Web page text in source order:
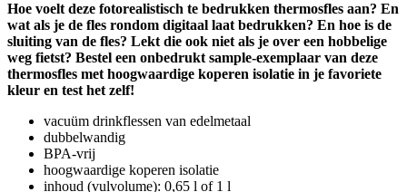
Hoe voelt deze fotorealistisch te bedrukken thermosfles aan? En
wat als je de fles rondom digitaal laat bedrukken? En hoe is de
sluiting van de fles? Lekt die ook niet als je over een hobbelige
weg fietst? Bestel een onbedrukt sample-exemplaar van deze
thermosfles met hoogwaardige koperen isolatie in je favoriete
kleur en test het zelf!
vacuüm drinkflessen van edelmetaal
dubbelwandig
BPA-vrij
hoogwaardige koperen isolatie
inhoud (vulvolume): 0,65 l of 1 l